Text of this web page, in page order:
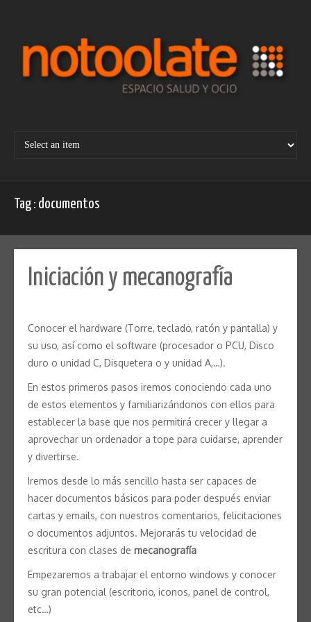
Tag : documentos
Iniciación y mecanografía
Conocer el hardware (Torre, teclado, ratón y pantalla) y
su uso, así como el software (procesador o PCU, Disco
duro o unidad C, Disquetera o y unidad A,…).
En estos primeros pasos iremos conociendo cada uno
de estos elementos y familiarizándonos con ellos para
establecer la base que nos permitirá crecer y llegar a
aprovechar un ordenador a tope para cuidarse, aprender
y divertirse.
Iremos desde lo más sencillo hasta ser capaces de
hacer documentos básicos para poder después enviar
cartas y emails, con nuestros comentarios, felicitaciones
o documentos adjuntos. Mejorarás tu velocidad de
escritura con clases de mecanografía
Empezaremos a trabajar el entorno windows y conocer
su gran potencial (escritorio, iconos, panel de control,
etc…)